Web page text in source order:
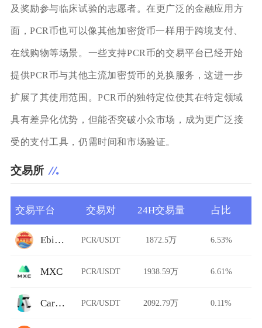
及奖励参与临床试验的志愿者。在更广泛的金融应用方
面，PCR币也可以像其他加密货币一样用于跨境支付、
在线购物等场景。一些支持PCR币的交易平台已经开始
提供PCR币与其他主流加密货币的兑换服务，这进一步
扩展了其使用范围。PCR币的独特定位使其在特定领域
具有差异化优势，但能否突破小众市场，成为更广泛接
受的支付工具，仍需时间和市场验证。
交易所
交易平台 交易对 24H交易量 占比
Ebisu's Bay PCR/USDT 1872.5万 6.53%
MXC PCR/USDT 1938.59万 6.61%
Carbon DeFi PCR/USDT 2092.79万 0.11%